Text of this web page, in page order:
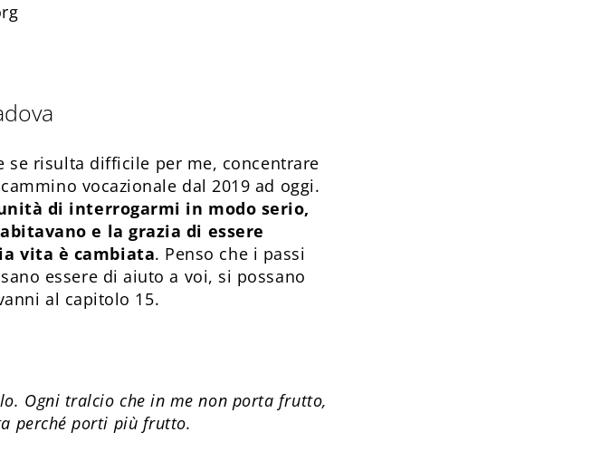
se risulta difficile per me, concentrare
vocazionale dal 2019 ad oggi.
di interrogarmi in modo serio,
e la grazia di essere
vita è cambiata. Penso che i passi
essere di aiuto a voi, si possano
al capitolo 15.
Ogni tralcio che in me non porta frutto,
perché porti più frutto.